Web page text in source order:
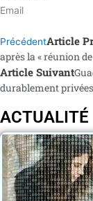
Email
PrécédentArticle
après la « réunion
Article Suivant
durablement
ACTUALITÉ